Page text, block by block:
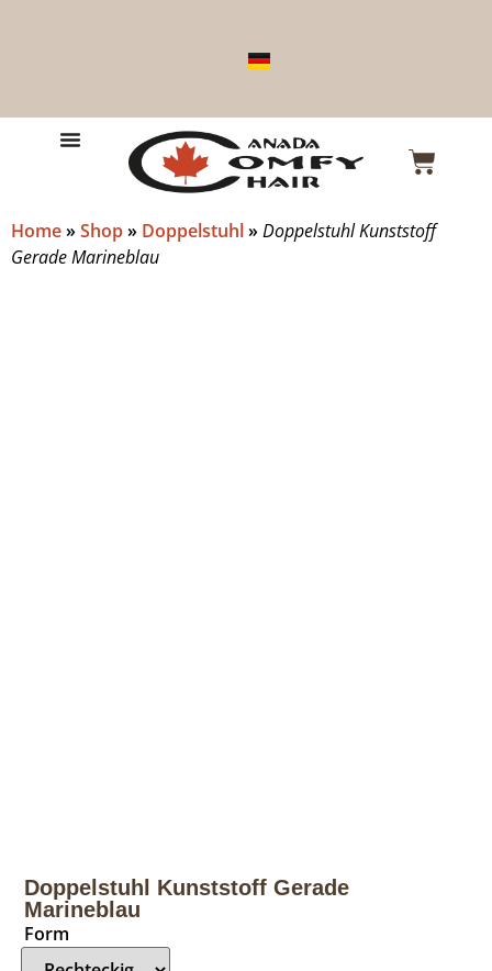
Home»Shop» Doppelstuhl»Doppelstuhl Kunststoff
Gerade Marineblau
Doppelstuhl Kunststoff Gerade
Marineblau
Form